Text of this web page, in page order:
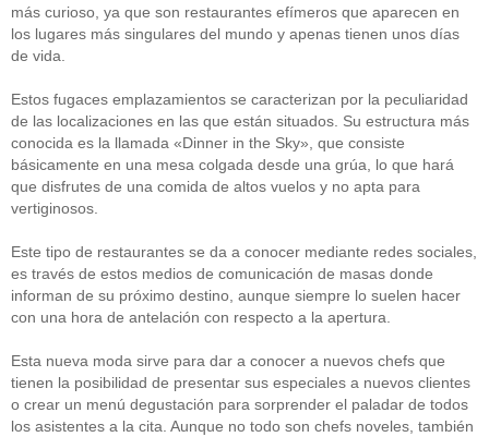
más curioso, ya que son restaurantes efímeros que aparecen en
los lugares más singulares del mundo y apenas tienen unos días
de vida.
Estos fugaces emplazamientos se caracterizan por la peculiaridad
de las localizaciones en las que están situados. Su estructura más
conocida es la llamada «Dinner in the Sky», que consiste
básicamente en una mesa colgada desde una grúa, lo que hará
que disfrutes de una comida de altos vuelos y no apta para
vertiginosos.
Este tipo de restaurantes se da a conocer mediante redes sociales,
es través de estos medios de comunicación de masas donde
informan de su próximo destino, aunque siempre lo suelen hacer
con una hora de antelación con respecto a la apertura.
Esta nueva moda sirve para dar a conocer a nuevos chefs que
tienen la posibilidad de presentar sus especiales a nuevos clientes
o crear un menú degustación para sorprender el paladar de todos
los asistentes a la cita. Aunque no todo son chefs noveles, también